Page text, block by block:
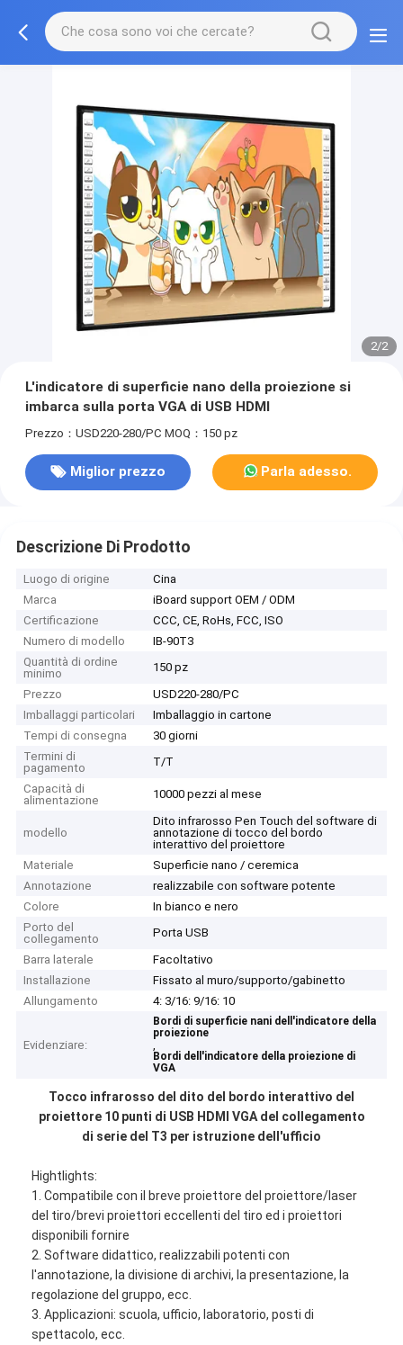
2/2
L'indicatore di superficie nano della proiezione si
imbarca sulla porta VGA di USB HDMI
Prezzo：USD220-280/PC MOQ：150 pz
Miglior prezzo Parla adesso.
Descrizione Di Prodotto
Luogo di origine
Cina
Marca
iBoard support OEM / ODM
Certificazione
CCC, CE, RoHs, FCC, ISO
Numero di modello
IB-90T3
Quantità di ordine
minimo
150 pz
Prezzo
USD220-280/PC
Imballaggi particolari
Imballaggio in cartone
Tempi di consegna
30 giorni
Termini di
pagamento
T/T
Capacità di
alimentazione
10000 pezzi al mese
modello
Dito infrarosso Pen Touch del software di
annotazione di tocco del bordo
interattivo del proiettore
Materiale
Superficie nano / ceremica
Annotazione
realizzabile con software potente
Colore
In bianco e nero
Porto del
collegamento
Porta USB
Barra laterale
Facoltativo
Installazione
Fissato al muro/supporto/gabinetto
Allungamento
4: 3/16: 9/16: 10
Evidenziare:
Bordi di superficie nani dell'indicatore della
proiezione
,
Bordi dell'indicatore della proiezione di
VGA
Tocco infrarosso del dito del bordo interattivo del
proiettore 10 punti di USB HDMI VGA del collegamento
di serie del T3 per istruzione dell'ufficio
Hightlights:
1. Compatibile con il breve proiettore del proiettore/laser
del tiro/brevi proiettori eccellenti del tiro ed i proiettori
disponibili fornire
2. Software didattico, realizzabili potenti con
l'annotazione, la divisione di archivi, la presentazione, la
regolazione del gruppo, ecc.
3. Applicazioni: scuola, ufficio, laboratorio, posti di
spettacolo, ecc.